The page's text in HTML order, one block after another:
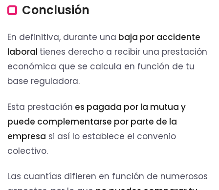
Conclusión
En definitiva, durante una baja por accidente
laboral tienes derecho a recibir una prestación
económica que se calcula en función de tu
base reguladora.
Esta prestación es pagada por la mutua y
puede complementarse por parte de la
empresa si así lo establece el convenio
colectivo.
Las cuantías difieren en función de numerosos